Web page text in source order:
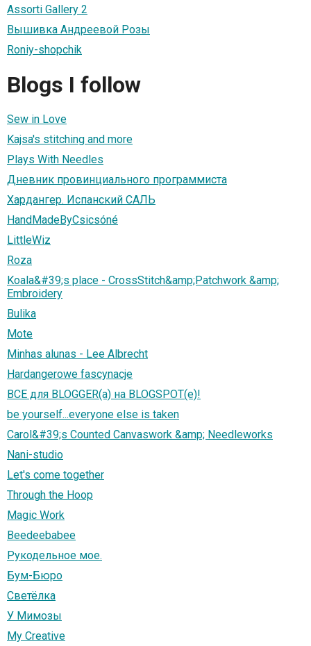
Assorti Gallery 2
Вышивка Андреевой Розы
Roniy-shopchik
Blogs I follow
Sew in Love
Kajsa's stitching and more
Plays With Needles
Дневник провинциального программиста
Хардангер. Испанский САЛЬ
HandMadeByCsicsóné
LittleWiz
Roza
Koala&#39;s place - CrossStitch&amp;Patchwork &amp;
Embroidery
Bulika
Mote
Minhas alunas - Lee Albrecht
Hardangerowe fascynacje
ВСЕ для BLOGGER(а) на BLOGSPOT(e)!
be yourself...everyone else is taken
Carol&#39;s Counted Canvaswork &amp; Needleworks
Nani-studio
Let's come together
Through the Hoop
Magic Work
Beedeebabee
Рукодельное мое.
Бум-Бюро
Светёлка
У Мимозы
My Creative